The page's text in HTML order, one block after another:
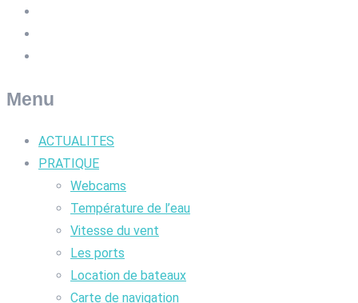
Menu
ACTUALITES
PRATIQUE
Webcams
Température de l’eau
Vitesse du vent
Les ports
Location de bateaux
Carte de navigation